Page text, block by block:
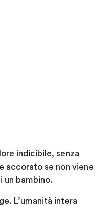
indicibile, senza
accorato se non viene
un bambino.
L’umanità intera